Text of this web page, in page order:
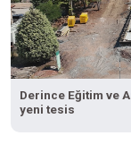
Derince Eğitim ve
yeni tesis